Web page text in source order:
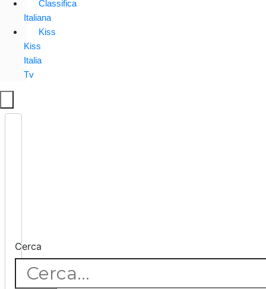
Classifica
Italiana
Kiss
Kiss
Italia
Tv
Cerca